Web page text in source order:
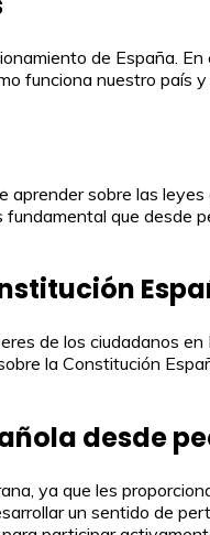
de España.
funciona nuestro país
sobre las
que
de los ciudadanos
la Constitución
desde
ya que les
un sentido de